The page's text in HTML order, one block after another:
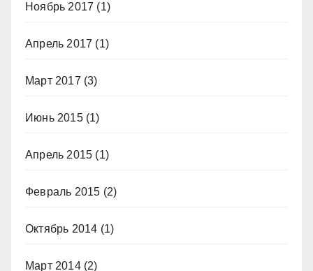
Ноябрь 2017 (1)
Апрель 2017 (1)
Март 2017 (3)
Июнь 2015(1)
Апрель 2015 (1)
Февраль 2015 (2)
Октябрь 2014 (1)
Март 2014(2)